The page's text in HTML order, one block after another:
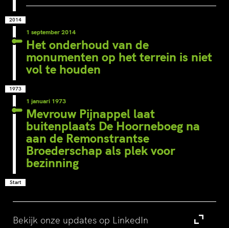
2014
1 september 2014
Het onderhoud van de
monumenten op het terrein is niet
vol te houden
1973
1 januari 1973
Mevrouw Pijnappel laat
buitenplaats De Hoorneboeg na
aan de Remonstrantse
Broederschap als plek voor
bezinning
Start
Bekijk onze updates op LinkedIn